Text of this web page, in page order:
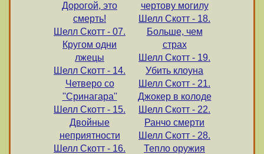
Дорогой, это
смерть!
Шелл Скотт - 07.
Кругом одни
лжецы
Шелл Скотт - 14.
Четверо со
''Сринагара''
Шелл Скотт - 15.
Двойные
неприятности
Шелл Скотт - 16.
чертову могилу
Шелл Скотт - 18.
Больше, чем
страх
Шелл Скотт - 19.
Убить клоуна
Шелл Скотт - 21.
Джокер в колоде
Шелл Скотт - 22.
Ранчо смерти
Шелл Скотт - 28.
Тепло оружия